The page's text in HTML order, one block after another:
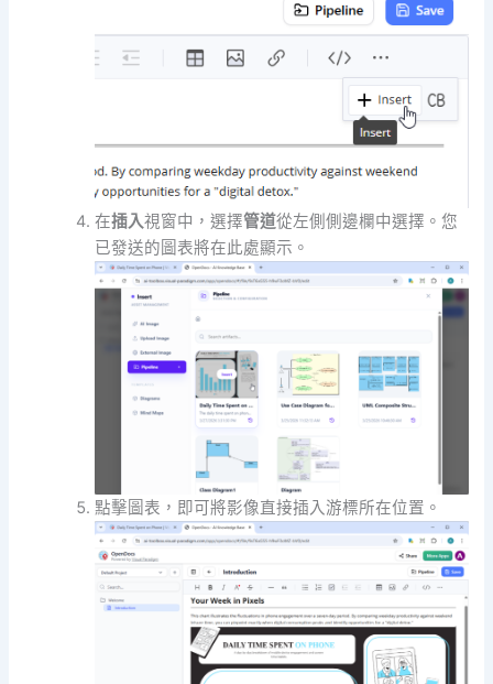
在插入視窗中，選擇管道從左側側邊欄中選擇。您
已發送的圖表將在此處顯示。
點擊圖表，即可將影像直接插入游標所在位置。